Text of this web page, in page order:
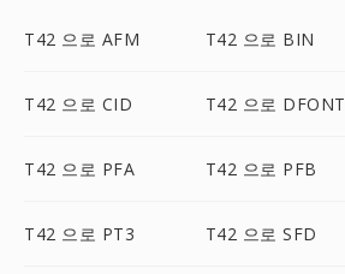
T42 으로 AFM T42 으로 BIN
T42 으로 CID T42 으로 DFONT
T42 으로 PFA T42 으로 PFB
T42 으로 PT3 T42 으로 SFD